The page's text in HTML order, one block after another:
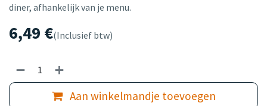
diner, afhankelijk van je menu.
6,49 €(Inclusief btw)
Aan winkelmandje toevoegen